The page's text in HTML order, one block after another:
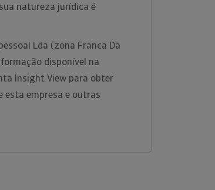
natureza jurídica é
Lda (zona Franca Da
disponível na
Insight View para obter
esta empresa e outras